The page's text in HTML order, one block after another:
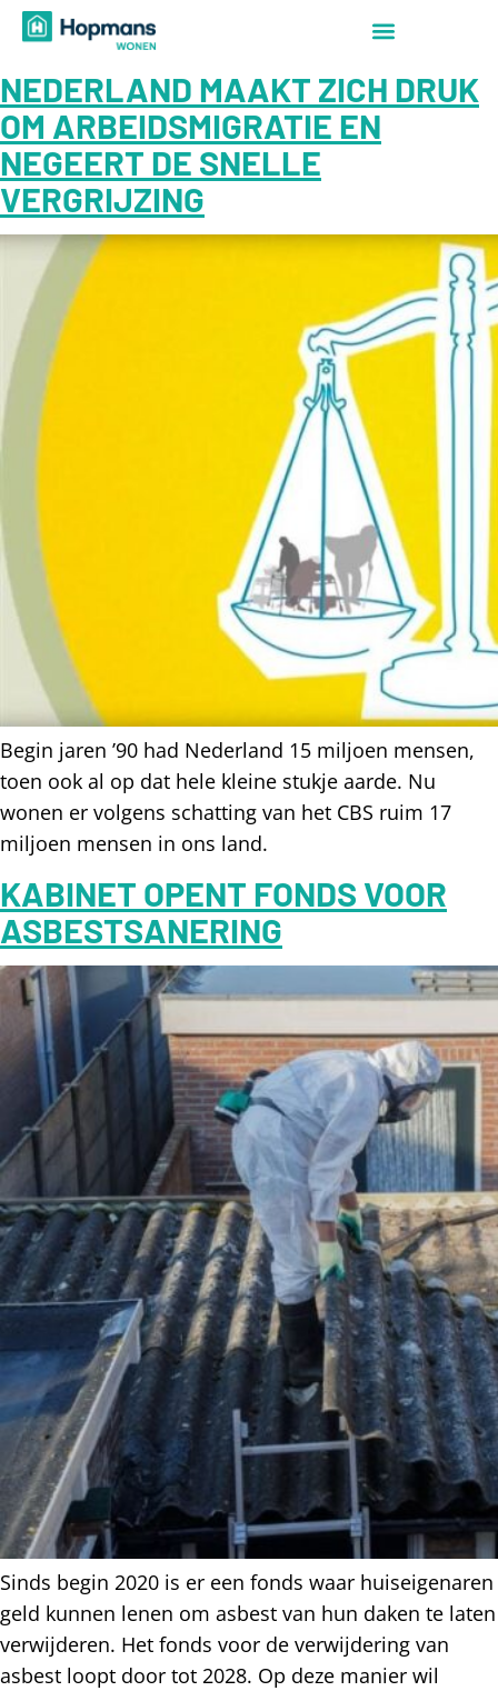
NEDERLAND MAAKT ZICH DRUK
OM ARBEIDSMIGRATIE EN
NEGEERT DE SNELLE
VERGRIJZING
Begin jaren ’90 had Nederland 15 miljoen mensen,
toen ook al op dat hele kleine stukje aarde. Nu
wonen er volgens schatting van het CBS ruim 17
miljoen mensen in ons land.
KABINET OPENT FONDS VOOR
ASBESTSANERING
Sinds begin 2020 is er een fonds waar huiseigenaren
geld kunnen lenen om asbest van hun daken te laten
verwijderen. Het fonds voor de verwijdering van
asbest loopt door tot 2028. Op deze manier wil